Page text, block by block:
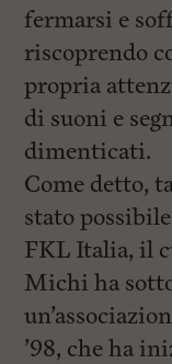
fermarsi e
riscoprendo
propria
di suoni e
dimenticati.
Come detto,
stato
FKL Italia, il
Michi ha
’98, che ha